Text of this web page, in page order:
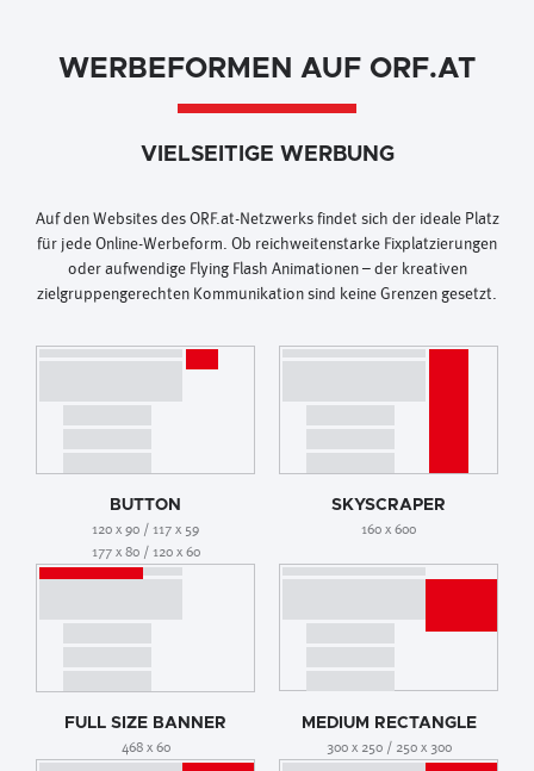
WERBEFORMEN AUF ORF.AT
VIELSEITIGE WERBUNG
Auf den Websites des ORF.at-Netzwerks findet sich der ideale Platz
für jede Online-Werbeform. Ob reichweitenstarke Fixplatzierungen
oder aufwendige Flying Flash Animationen – der kreativen
zielgruppengerechten Kommunikation sind keine Grenzen gesetzt.
BUTTON
120 x 90 / 117 x 59
177 x 80 / 120 x 60
SKYSCRAPER
160 x 600
FULL SIZE BANNER
468 x 60
MEDIUM RECTANGLE
300 x 250 / 250 x 300